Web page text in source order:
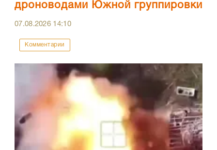
дроноводами Южной группировки
07.08.2026 14:10
Комментарии